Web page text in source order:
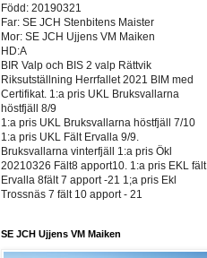
Född: 20190321
Far: SE JCH Stenbitens Maister
Mor: SE JCH Ujjens VM Maiken
HD:A
BIR Valp och BIS 2 valp Rättvik
Riksutställning Herrfallet 2021 BIM med
Certifikat. 1:a pris UKL Bruksvallarna
höstfjäll 8/9
1:a pris UKL Bruksvallarna höstfjäll 7/10
1:a pris UKL Fält Ervalla 9/9.
Bruksvallarna vinterfjäll 1:a pris Ökl
20210326 Fält8 apport10. 1:a pris EKL fält
Ervalla 8fält 7 apport -21 1;a pris Ekl
Trossnäs 7 fält 10 apport - 21
SE JCH Ujjens VM Maiken